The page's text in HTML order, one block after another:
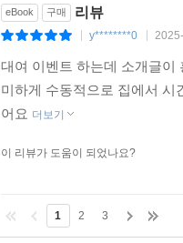
eBook 구매 리뷰
y********0
대여 이벤트 하는데 소개글이
미하게 수동적으로 집에서 시
어요 더보기
이 리뷰가 도움이 되었나요?
1 2 3